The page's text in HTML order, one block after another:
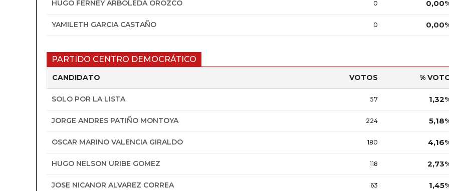
HUGO FERNEY ARBOLEDA OROZCO 0
YAMILETH GARCIA CASTAÑO 0
PARTIDO CENTRO DEMOCRÁTICO
CANDIDATO VOTOS %
SOLO POR LA LISTA 57
JORGE ANDRES PATIÑO MONTOYA 224
OSCAR MARINO VALENCIA GIRALDO 180
HUGO NELSON URIBE GOMEZ 118
JOSE NICANOR ALVAREZ CORREA 63